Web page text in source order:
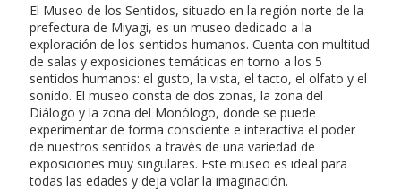
El Museo de los Sentidos, situado en la región norte de la
prefectura de Miyagi, es un museo dedicado a la
exploración de los sentidos humanos. Cuenta con multitud
de salas y exposiciones temáticas en torno a los 5
sentidos humanos: el gusto, la vista, el tacto, el olfato y el
sonido. El museo consta de dos zonas, la zona del
Diálogo y la zona del Monólogo, donde se puede
experimentar de forma consciente e interactiva el poder
de nuestros sentidos a través de una variedad de
exposiciones muy singulares. Este museo es ideal para
todas las edades y deja volar la imaginación.